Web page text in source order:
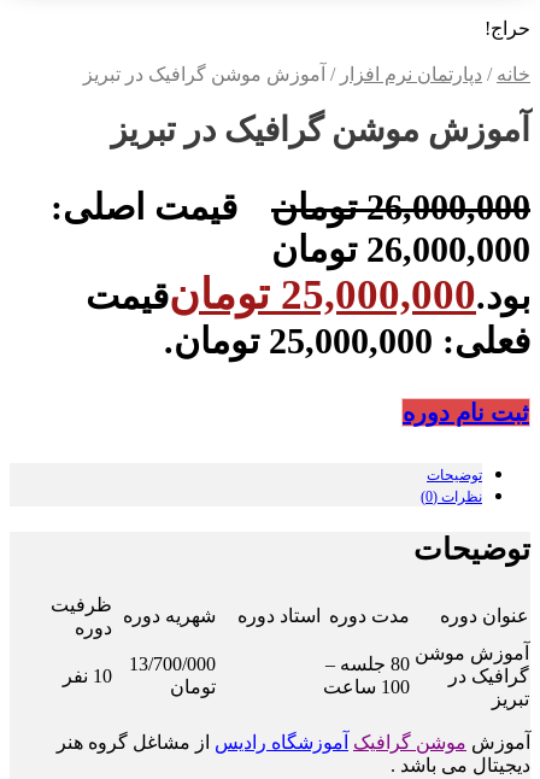
حراج!
خانه / دپارتمان نرم افزار / آموزش موشن گرافیک در تبریز
آموزش موشن گرافیک در تبریز
26,000,000 تومان
قیمت اصلی:
26,000,000 تومان
بود.25,000,000 تومانقیمت
فعلی: 25,000,000 تومان.
ثبت نام دوره
توضیحات
نظرات (0)
توضیحات
عنوان دوره مدت دوره استاد دوره شهریه دوره
ظرفیت
دوره
آموزش موشن
گرافیک در
تبریز
80 جلسه –
100 ساعت
13/700/000
تومان
10 نفر
آموزش موشن گرافیک آموزشگاه رادیس از مشاغل گروه هنر
دیجیتال می باشد .